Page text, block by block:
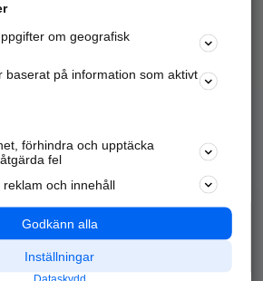
Kom igång och annonsera mot
samarbetspartners nära dig.
Populära sökningar
Annonsera
Integritet
Nödnummer
om geografisk
baserat på information som aktivt
förhindra och upptäcka
fel
och innehåll
Godkänn alla
Inställningar
Dataskydd